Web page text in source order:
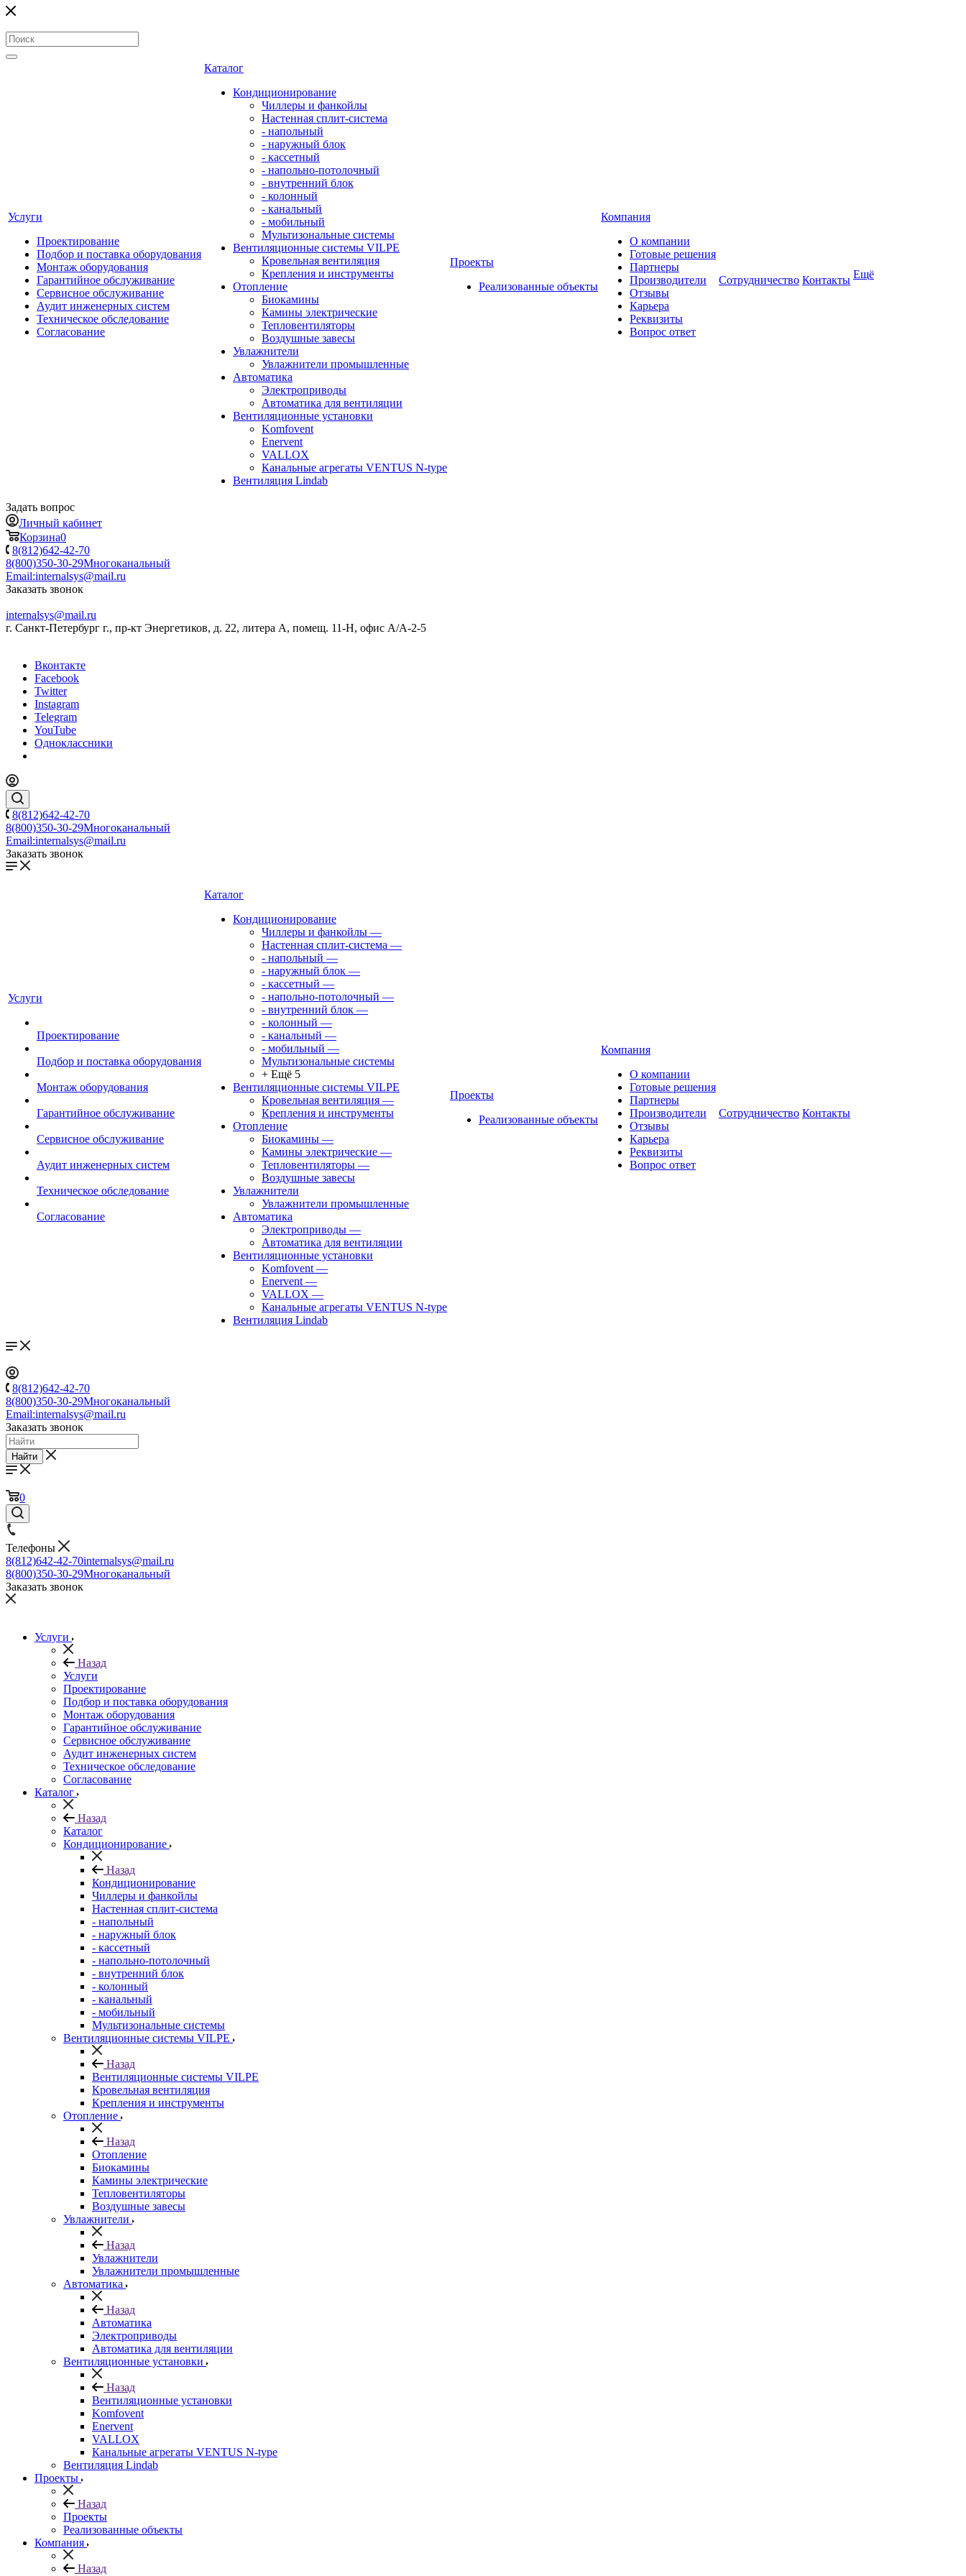
Услуги
Проектирование
Подбор и поставка оборудования
Монтаж оборудования
Гарантийное обслуживание
Сервисное обслуживание
Аудит инженерных систем
Техническое обследование
Согласование
Каталог
Кондиционирование
Чиллеры и фанкойлы
Настенная сплит-система
- напольный
- наружный блок
- кассетный
- напольно-потолочный
- внутренний блок
- колонный
- канальный
- мобильный
Мультизональные системы
Вентиляционные системы VILPE
Кровельная вентиляция
Крепления и инструменты
Отопление
Биокамины
Камины электрические
Тепловентиляторы
Воздушные завесы
Увлажнители
Увлажнители промышленные
Автоматика
Электроприводы
Автоматика для вентиляции
Вентиляционные установки
Komfovent
Enervent
VALLOX
Канальные агрегаты VENTUS N-type
Вентиляция Lindab
Проекты
Реализованные объекты
Компания
О компании
Готовые решения
Партнеры
Производители
Отзывы
Карьера
Реквизиты
Вопрос ответ
Сотрудничество Контакты Ещё
Задать вопрос
Личный кабинет
Корзина0
8(812)642-42-70
8(800)350-30-29Многоканальный
Email:internalsys@mail.ru
Заказать звонок
internalsys@mail.ru
г. Санкт-Петербург г., пр-кт Энергетиков, д. 22, литера А, помещ. 11-Н, офис А/А-2-5
Вконтакте
Facebook
Twitter
Instagram
Telegram
YouTube
Одноклассники
8(812)642-42-70
8(800)350-30-29Многоканальный
Email:internalsys@mail.ru
Заказать звонок
Услуги
Проектирование
Подбор и поставка оборудования
Монтаж оборудования
Гарантийное обслуживание
Сервисное обслуживание
Аудит инженерных систем
Техническое обследование
Согласование
Каталог
Кондиционирование
Чиллеры и фанкойлы —
Настенная сплит-система —
- напольный —
- наружный блок —
- кассетный —
- напольно-потолочный —
- внутренний блок —
- колонный —
- канальный —
- мобильный —
Мультизональные системы
+ Ещё 5
Вентиляционные системы VILPE
Кровельная вентиляция —
Крепления и инструменты
Отопление
Биокамины —
Камины электрические —
Тепловентиляторы —
Воздушные завесы
Увлажнители
Увлажнители промышленные
Автоматика
Электроприводы —
Автоматика для вентиляции
Вентиляционные установки
Komfovent —
Enervent —
VALLOX —
Канальные агрегаты VENTUS N-type
Вентиляция Lindab
Проекты
Реализованные объекты
Компания
О компании
Готовые решения
Партнеры
Производители
Отзывы
Карьера
Реквизиты
Вопрос ответ
Сотрудничество Контакты
8(812)642-42-70
8(800)350-30-29Многоканальный
Email:internalsys@mail.ru
Заказать звонок
Найти
0
Телефоны
8(812)642-42-70internalsys@mail.ru
8(800)350-30-29Многоканальный
Заказать звонок
Услуги
Назад
Услуги
Проектирование
Подбор и поставка оборудования
Монтаж оборудования
Гарантийное обслуживание
Сервисное обслуживание
Аудит инженерных систем
Техническое обследование
Согласование
Каталог
Назад
Каталог
Кондиционирование
Назад
Кондиционирование
Чиллеры и фанкойлы
Настенная сплит-система
- напольный
- наружный блок
- кассетный
- напольно-потолочный
- внутренний блок
- колонный
- канальный
- мобильный
Мультизональные системы
Вентиляционные системы VILPE
Назад
Вентиляционные системы VILPE
Кровельная вентиляция
Крепления и инструменты
Отопление
Назад
Отопление
Биокамины
Камины электрические
Тепловентиляторы
Воздушные завесы
Увлажнители
Назад
Увлажнители
Увлажнители промышленные
Автоматика
Назад
Автоматика
Электроприводы
Автоматика для вентиляции
Вентиляционные установки
Назад
Вентиляционные установки
Komfovent
Enervent
VALLOX
Канальные агрегаты VENTUS N-type
Вентиляция Lindab
Проекты
Назад
Проекты
Реализованные объекты
Компания
Назад